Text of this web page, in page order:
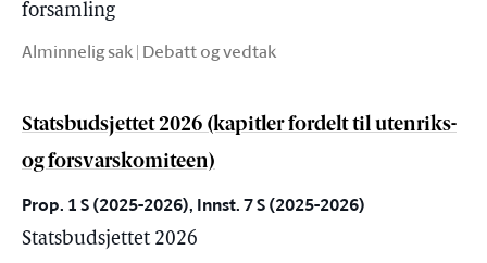
forsamling
Alminnelig sak | Debatt og vedtak
Statsbudsjettet 2026 (kapitler fordelt til utenriks-
og forsvarskomiteen)
Prop. 1 S (2025-2026), Innst. 7 S (2025-2026)
Statsbudsjettet 2026